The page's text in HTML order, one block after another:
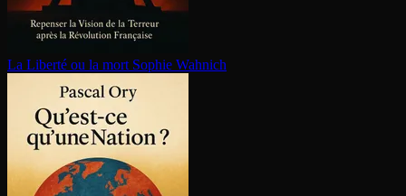
La Liberté ou la mort Sophie Wahnich